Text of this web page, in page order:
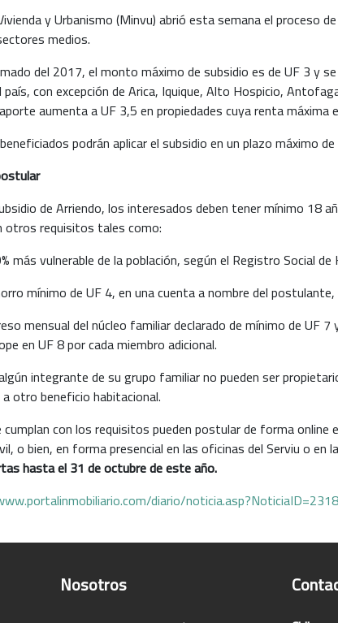
y Urbanismo (Minvu) abrió esta semana el proceso
medios.
del 2017, el monto máximo de subsidio es de UF 3 y
país, con excepción de Arica, Iquique, Alto Hospicio,
aumenta a UF 3,5 en propiedades cuya renta máxima
podrán aplicar el subsidio en un plazo máximo
de Arriendo, los interesados deben tener mínimo
otros requisitos tales como:
más vulnerable de la población, según el Registro Social de
mínimo de UF 4, en una cuenta a nombre del
mensual del núcleo familiar declarado de mínimo de
en UF 8 por cada miembro adicional.
integrante de su grupo familiar no pueden ser
otro beneficio habitacional.
con los requisitos pueden postular de forma
o bien, en forma presencial en las oficinas del Serviu o
hasta el 31 de octubre de este año.
diario/
Nosotros